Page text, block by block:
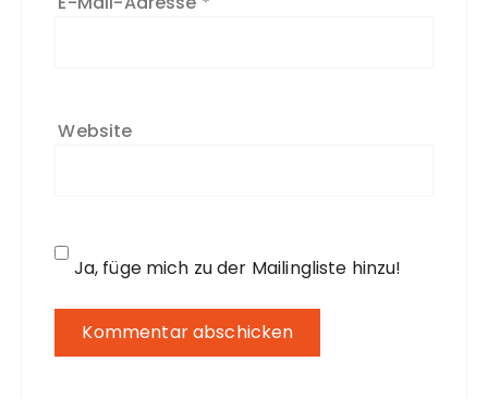
Website
Ja, füge mich zu der Mailingliste hinzu!